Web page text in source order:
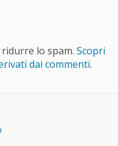
lo spam. Scopri
dai commenti.